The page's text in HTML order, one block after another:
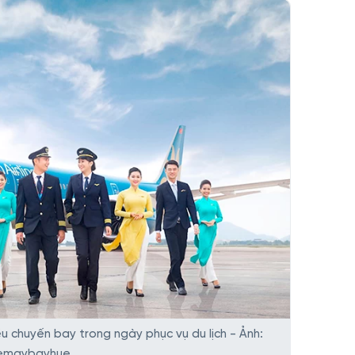
chuyến bay trong ngày phục vụ du lịch - Ảnh: